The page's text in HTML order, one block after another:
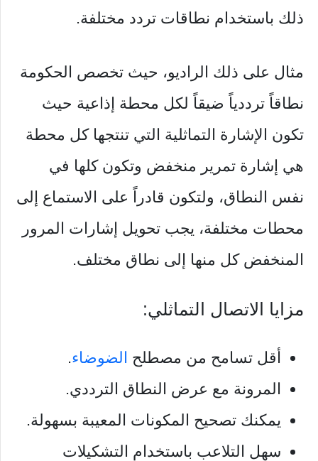
ذلك باستخدام نطاقات تردد مختلفة.
مثال على ذلك الراديو، حيث تخصص الحكومة
نطاقاً ترددياً ضيقاً لكل محطة إذاعية حيث
تكون الإشارة التماثلية التي تنتجها كل محطة
هي إشارة تمرير منخفض وتكون كلها في
نفس النطاق، ولتكون قادراً على الاستماع إلى
محطات مختلفة، يجب تحويل إشارات المرور
المنخفض كل منها إلى نطاق مختلف.
مزايا الاتصال التماثلي:
أقل تسامح من مصطلح الضوضاء.
المرونة مع عرض النطاق الترددي.
يمكنك تصحيح المكونات المعيبة بسهولة.
سهل التلاعب باستخدام التشكيلات